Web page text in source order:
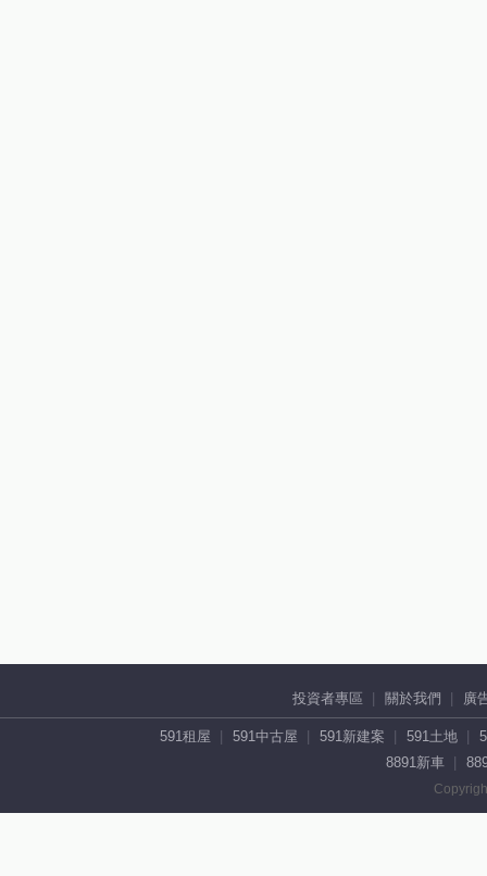
投資者專區 關於我們 廣
591租屋 591中古屋 591新建案 591土地
8891新車